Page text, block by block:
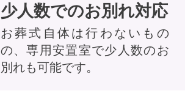
少人数でのお別れ対応
お葬式自体は行わないもの
の、専用安置室で少人数のお
別れも可能です。